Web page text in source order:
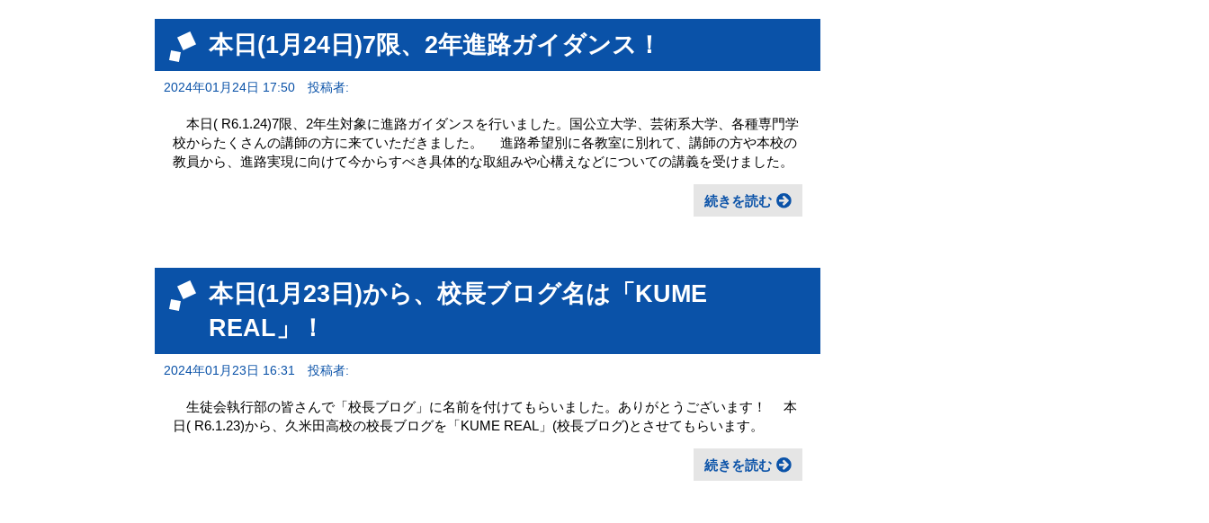
本日(1月24日)7限、2年進路ガイダンス！
2024年01月24日 17:50 投稿者:
本日( R6.1.24)7限、2年生対象に進路ガイダンスを行いました。国公立大学、芸術系大学、各種専門学
校からたくさんの講師の方に来ていただきました。 進路希望別に各教室に別れて、講師の方や本校の
教員から、進路実現に向けて今からすべき具体的な取組みや心構えなどについての講義を受けました。
続きを読む
本日(1月23日)から、校長ブログ名は「KUME
REAL」！
2024年01月23日 16:31 投稿者:
生徒会執行部の皆さんで「校長ブログ」に名前を付けてもらいました。ありがとうございます！ 本
日( R6.1.23)から、久米田高校の校長ブログを「KUME REAL」(校長ブログ)とさせてもらいます。
続きを読む